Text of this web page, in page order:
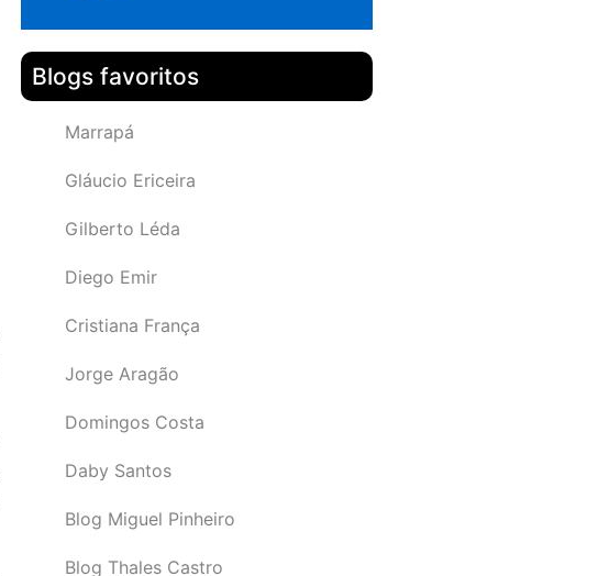
Blogs favoritos
Marrapá
Gláucio Ericeira
Gilberto Léda
Diego Emir
Cristiana França
Jorge Aragão
Domingos Costa
Daby Santos
Blog Miguel Pinheiro
Blog Thales Castro